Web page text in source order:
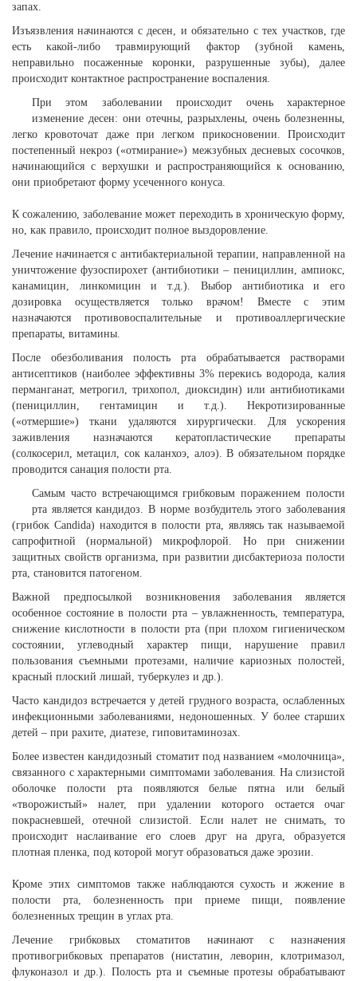
запах.
Изъязвления начинаются с десен, и обязательно с тех участков, где
есть какой-либо травмирующий фактор (зубной камень,
неправильно посаженные коронки, разрушенные зубы), далее
происходит контактное распространение воспаления.
При этом заболевании происходит очень характерное
изменение десен: они отечны, разрыхлены, очень болезненны,
легко кровоточат даже при легком прикосновении. Происходит
постепенный некроз («отмирание») межзубных десневых сосочков,
начинающийся с верхушки и распространяющийся к основанию,
они приобретают форму усеченного конуса.
К сожалению, заболевание может переходить в хроническую форму,
но, как правило, происходит полное выздоровление.
Лечение начинается с антибактериальной терапии, направленной на
уничтожение фузоспирохет (антибиотики – пенициллин, ампиокс,
канамицин, линкомицин и т.д.). Выбор антибиотика и его
дозировка осуществляется только врачом! Вместе с этим
назначаются противовоспалительные и противоаллергические
препараты, витамины.
После обезболивания полость рта обрабатывается растворами
антисептиков (наиболее эффективны 3% перекись водорода, калия
перманганат, метрогил, трихопол, диоксидин) или антибиотиками
(пенициллин, гентамицин и т.д.). Некротизированные
(«отмершие») ткани удаляются хирургически. Для ускорения
заживления назначаются кератопластические препараты
(солкосерил, метацил, сок каланхоэ, алоэ). В обязательном порядке
проводится санация полости рта.
Самым часто встречающимся грибковым поражением полости
рта является кандидоз. В норме возбудитель этого заболевания
(грибок Candida) находится в полости рта, являясь так называемой
сапрофитной (нормальной) микрофлорой. Но при снижении
защитных свойств организма, при развитии дисбактериоза полости
рта, становится патогеном.
Важной предпосылкой возникновения заболевания является
особенное состояние в полости рта – увлажненность, температура,
снижение кислотности в полости рта (при плохом гигиеническом
состоянии, углеводный характер пищи, нарушение правил
пользования съемными протезами, наличие кариозных полостей,
красный плоский лишай, туберкулез и др.).
Часто кандидоз встречается у детей грудного возраста, ослабленных
инфекционными заболеваниями, недоношенных. У более старших
детей – при рахите, диатезе, гиповитаминозах.
Более известен кандидозный стоматит под названием «молочница»,
связанного с характерными симптомами заболевания. На слизистой
оболочке полости рта появляются белые пятна или белый
«творожистый» налет, при удалении которого остается очаг
покрасневшей, отечной слизистой. Если налет не снимать, то
происходит наслаивание его слоев друг на друга, образуется
плотная пленка, под которой могут образоваться даже эрозии.
Кроме этих симптомов также наблюдаются сухость и жжение в
полости рта, болезненность при приеме пищи, появление
болезненных трещин в углах рта.
Лечение грибковых стоматитов начинают с назначения
противогрибковых препаратов (нистатин, леворин, клотримазол,
флуконазол и др.). Полость рта и съемные протезы обрабатывают